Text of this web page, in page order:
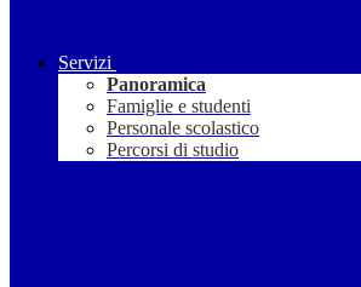
Servizi
Panoramica
Famiglie e studenti
Personale scolastico
Percorsi di studio